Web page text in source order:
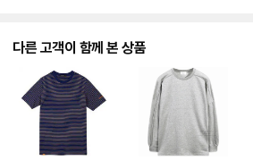
다른 고객이 함께 본 상품